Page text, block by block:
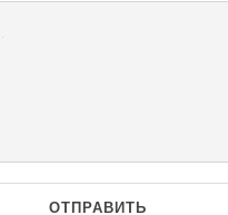
ОТПРАВИТЬ